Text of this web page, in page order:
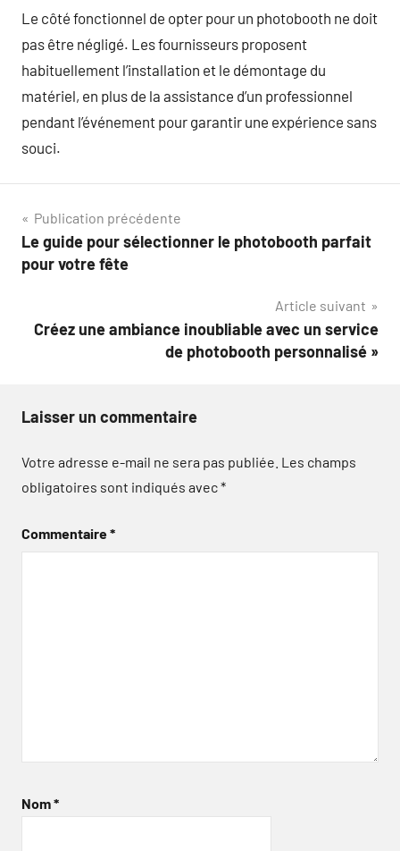
Le côté fonctionnel de opter pour un photobooth ne doit
pas être négligé. Les fournisseurs proposent
habituellement l’installation et le démontage du
matériel, en plus de la assistance d’un professionnel
pendant l’événement pour garantir une expérience sans
souci.
Navigation
de
Publication précédente
Le guide pour sélectionner le photobooth parfait
pour votre fête
Article suivant
Créez une ambiance inoubliable avec un service
de photobooth personnalisé »
Laisser un commentaire
Votre adresse e-mail ne sera pas publiée. Les champs
obligatoires sont indiqués avec*
Commentaire*
Nom*